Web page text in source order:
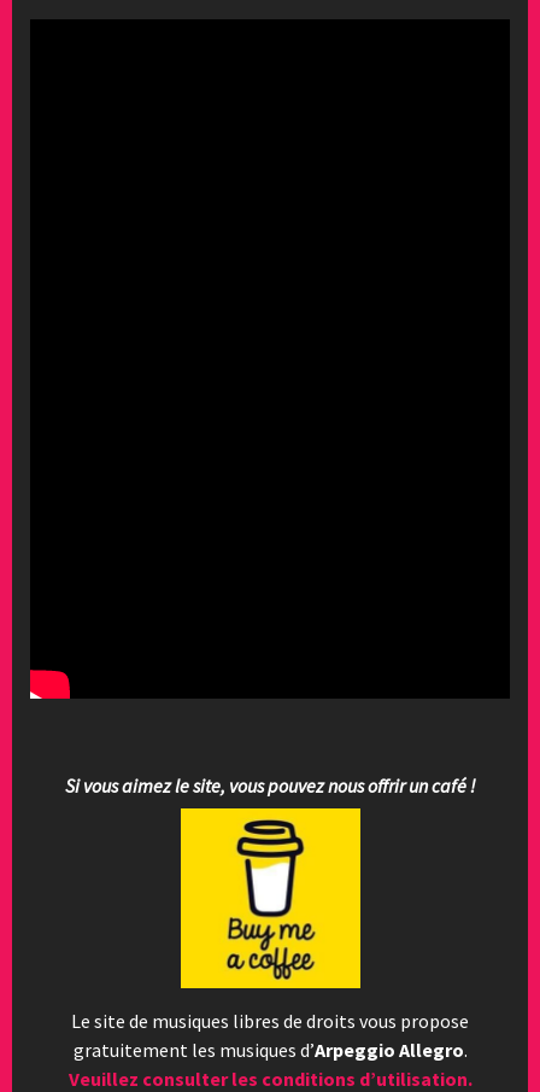
Si vous aimez le site, vous pouvez nous offrir un café !
Le site de musiques libres de droits vous propose
gratuitement les musiques d’Arpeggio Allegro.
Veuillez consulter les conditions d’utilisation.